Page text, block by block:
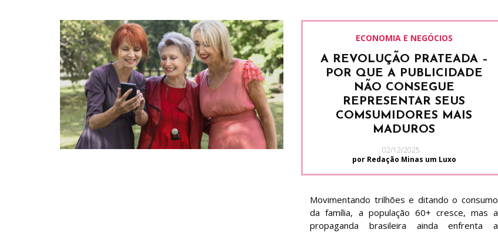
ECONOMIA E NEGÓCIOS
A REVOLUÇÃO PRATEADA –
POR QUE A PUBLICIDADE
NÃO CONSEGUE
REPRESENTAR SEUS
COMSUMIDORES MAIS
MADUROS
02/12/2025
por Redação Minas um Luxo
Movimentando trilhões e ditando o consumo
da família, a população 60+ cresce, mas a
propaganda brasileira ainda enfrenta a